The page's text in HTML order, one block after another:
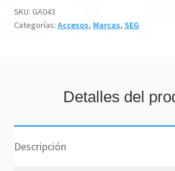
SKU: GA043
Categorías: Accesos, Marcas, SEG
Detalles del
Descripción